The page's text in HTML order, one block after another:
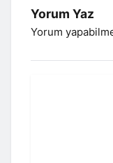
Yorum Yaz
Yorum